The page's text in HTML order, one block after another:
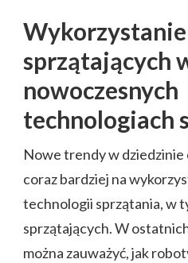
sprzątających
nowoczesnych
technologiach
Nowe trendy w dziedzinie
coraz bardziej na
technologii sprzątania, w
sprzątających. W
można zauważyć, jak